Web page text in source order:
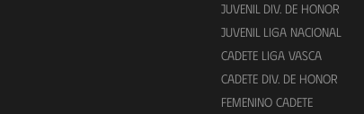
JUVENIL DIV. DE HONOR
JUVENIL LIGA NACIONAL
CADETE LIGA VASCA
CADETE DIV. DE HONOR
FEMENINO CADETE